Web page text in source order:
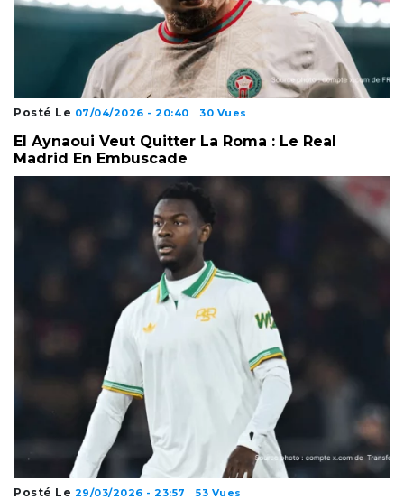
Posté Le 07/04/2026 - 20:40 30 Vues
El Aynaoui Veut Quitter La Roma : Le Real
Madrid En Embuscade
Posté Le 29/03/2026 - 23:57 53 Vues